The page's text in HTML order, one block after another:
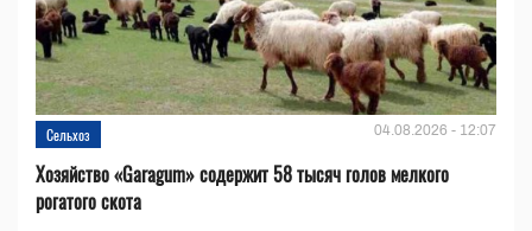
Сельхоз 04.08.2026 - 12:07
Хозяйство «Garagum» содержит 58 тысяч голов мелкого
рогатого скота